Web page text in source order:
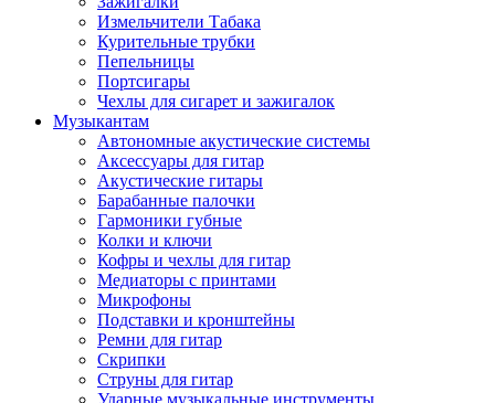
Измельчители Табака
Курительные трубки
Пепельницы
Портсигары
Чехлы для сигарет и зажигалок
Музыкантам
Автономные акустические системы
Аксессуары для гитар
Акустические гитары
Барабанные палочки
Гармоники губные
Колки и ключи
Кофры и чехлы для гитар
Медиаторы с принтами
Микрофоны
Подставки и кронштейны
Ремни для гитар
Скрипки
Струны для гитар
Ударные музыкальные инструменты